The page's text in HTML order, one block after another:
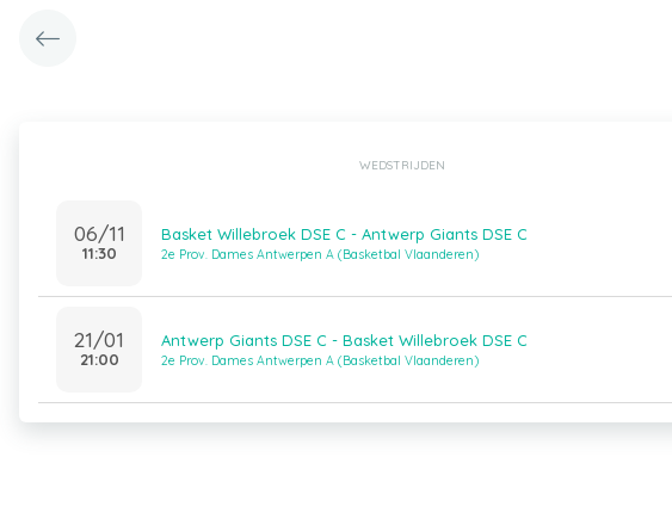
WEDSTRIJDEN
06/11
11:30
Basket Willebroek DSE C - Antwerp Giants DSE C
2e Prov. Dames Antwerpen A (Basketbal Vlaanderen)
21/01
21:00
Antwerp Giants DSE C - Basket Willebroek DSE C
2e Prov. Dames Antwerpen A (Basketbal Vlaanderen)